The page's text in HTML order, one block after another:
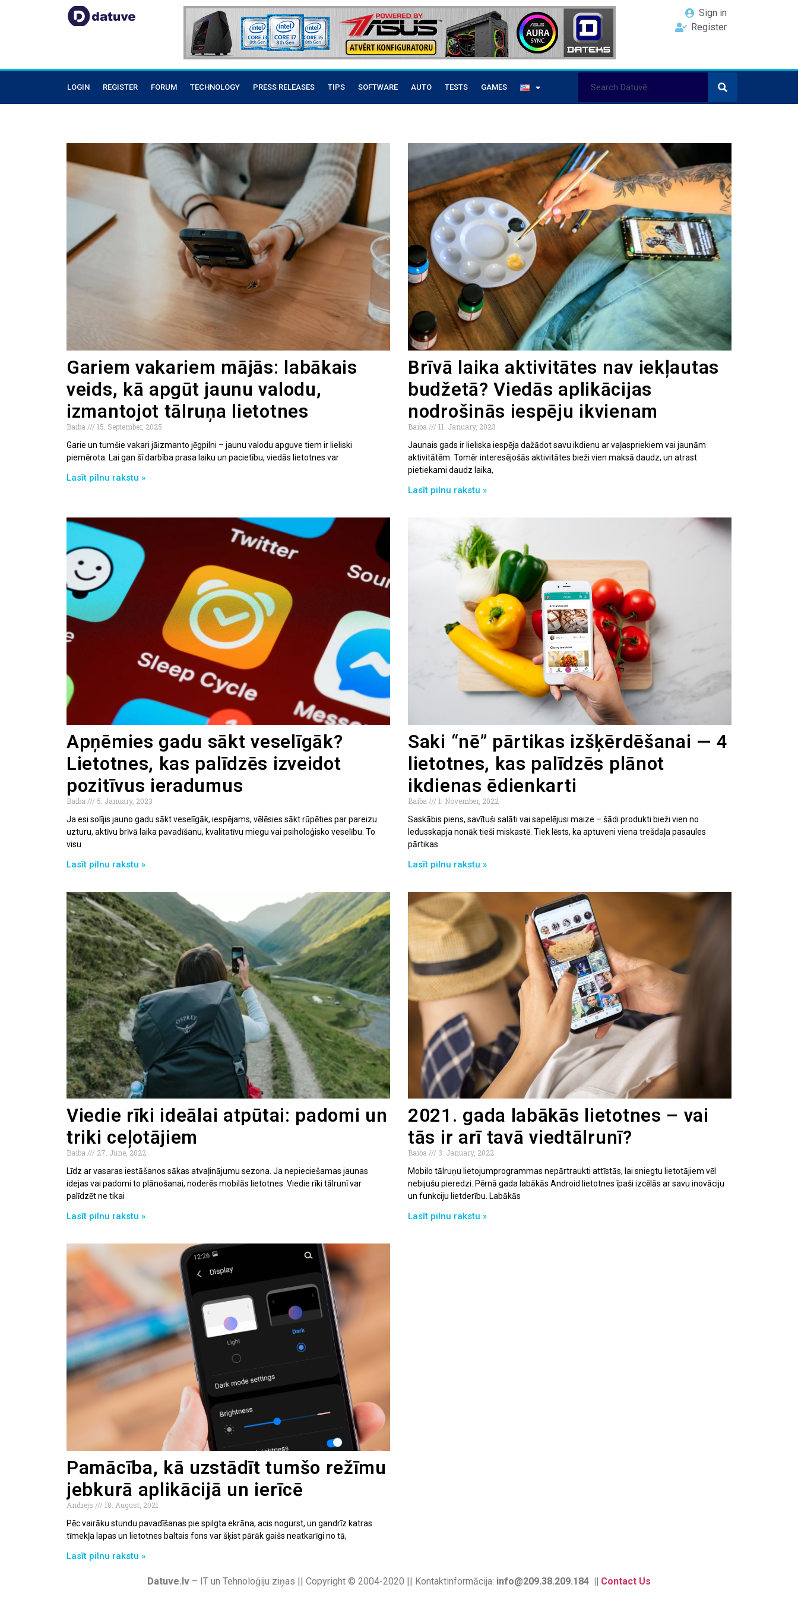
Sign in
Register
LOGIN REGISTER FORUM TECHNOLOGY PRESS RELEASES TIPS SOFTWARE AUTO TESTS GAMES
Gariem vakariem mājās: labākais
veids, kā apgūt jaunu valodu,
izmantojot tālruņa lietotnes
Baiba
15. September, 2025
Garie un tumšie vakari jāizmanto jēgpilni – jaunu valodu apguve tiem ir lieliski
piemērota. Lai gan šī darbība prasa laiku un pacietību, viedās lietotnes var
Lasīt pilnu rakstu »
Brīvā laika aktivitātes nav iekļautas
budžetā? Viedās aplikācijas
nodrošinās iespēju ikvienam
Baiba
11. January, 2023
Jaunais gads ir lieliska iespēja dažādot savu ikdienu ar vaļaspriekiem vai jaunām
aktivitātēm. Tomēr interesējošās aktivitātes bieži vien maksā daudz, un atrast
pietiekami daudz laika,
Lasīt pilnu rakstu »
Apņēmies gadu sākt veselīgāk?
Lietotnes, kas palīdzēs izveidot
pozitīvus ieradumus
Baiba
5. January, 2023
Ja esi solījis jauno gadu sākt veselīgāk, iespējams, vēlēsies sākt rūpēties par pareizu
uzturu, aktīvu brīvā laika pavadīšanu, kvalitatīvu miegu vai psiholoģisko veselību. To
visu
Lasīt pilnu rakstu »
Saki “nē” pārtikas izšķērdēšanai — 4
lietotnes, kas palīdzēs plānot
ikdienas ēdienkarti
Baiba
1. November, 2022
Saskābis piens, savītuši salāti vai sapelējusi maize – šādi produkti bieži vien no
ledusskapja nonāk tieši miskastē. Tiek lēsts, ka aptuveni viena trešdaļa pasaules
pārtikas
Lasīt pilnu rakstu »
Viedie rīki ideālai atpūtai: padomi un
triki ceļotājiem
Baiba
27. June, 2022
Līdz ar vasaras iestāšanos sākas atvaļinājumu sezona. Ja nepieciešamas jaunas
idejas vai padomi to plānošanai, noderēs mobilās lietotnes. Viedie rīki tālrunī var
palīdzēt ne tikai
Lasīt pilnu rakstu »
2021. gada labākās lietotnes – vai
tās ir arī tavā viedtālrunī?
Baiba
3. January, 2022
Mobilo tālruņu lietojumprogrammas nepārtraukti attīstās, lai sniegtu lietotājiem vēl
nebijušu pieredzi. Pērnā gada labākās Android lietotnes īpaši izcēlās ar savu inovāciju
un funkciju lietderību. Labākās
Lasīt pilnu rakstu »
Pamācība, kā uzstādīt tumšo režīmu
jebkurā aplikācijā un ierīcē
Andrejs
18. August, 2021
Pēc vairāku stundu pavadīšanas pie spilgta ekrāna, acis nogurst, un gandrīz katras
tīmekļa lapas un lietotnes baltais fons var šķist pārāk gaišs neatkarīgi no tā,
Lasīt pilnu rakstu »
Datuve.lv – IT un Tehnoloģiju ziņas || Copyright © 2004-2020 || Kontaktinformācija: info@209.38.209.184 || Contact Us